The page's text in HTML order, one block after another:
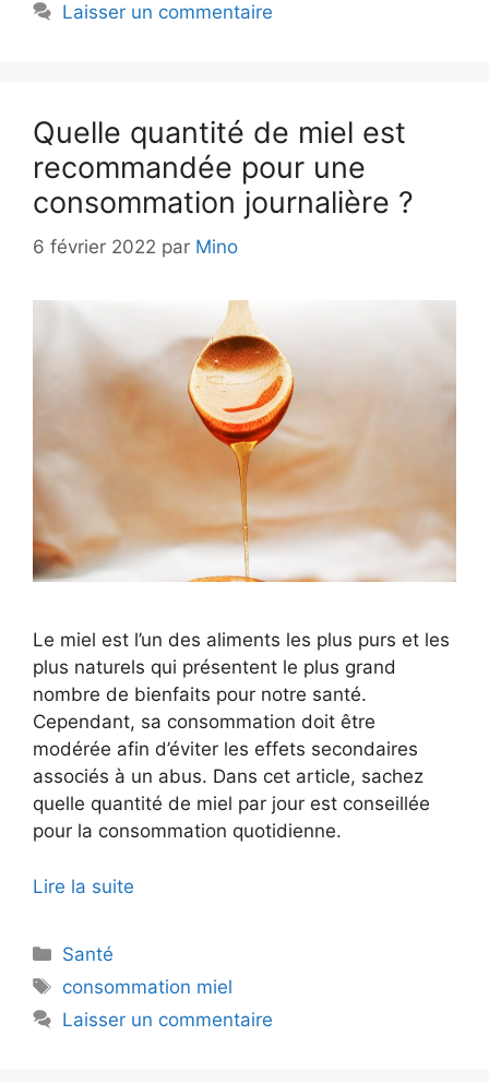
Laisser un commentaire
Quelle quantité de miel est
recommandée pour une
consommation journalière ?
6 février 2022 par Mino
Le miel est l’un des aliments les plus purs et les
plus naturels qui présentent le plus grand
nombre de bienfaits pour notre santé.
Cependant, sa consommation doit être
modérée afin d’éviter les effets secondaires
associés à un abus. Dans cet article, sachez
quelle quantité de miel par jour est conseillée
pour la consommation quotidienne.
Lire la suite
Catégories
Santé
Étiquettes
consommation miel
Laisser un commentaire